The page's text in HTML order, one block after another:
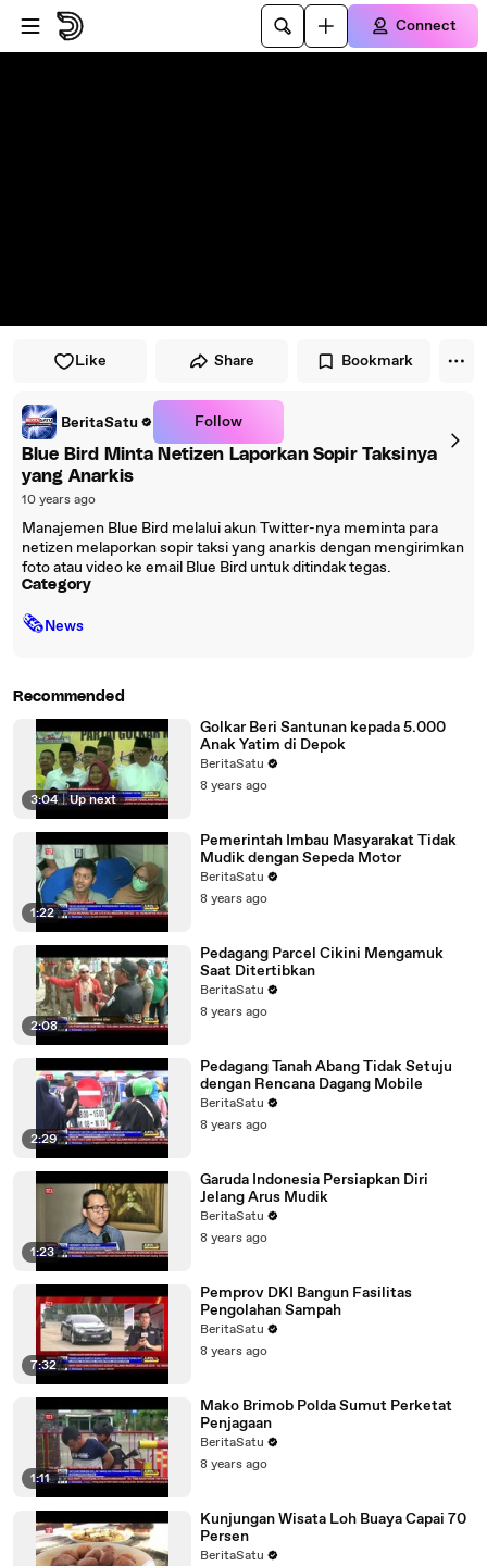
Skip to player
Skip to main content
Connect
Like Share Bookmark
BeritaSatu Follow
Blue Bird Minta Netizen Laporkan Sopir Taksinya
yang Anarkis
10 years ago
Manajemen Blue Bird melalui akun Twitter-nya meminta para
netizen melaporkan sopir taksi yang anarkis dengan mengirimkan
foto atau video ke email Blue Bird untuk ditindak tegas.
Category
🗞News
Recommended
3:04 | Up next
Golkar Beri Santunan kepada 5.000
Anak Yatim di Depok
BeritaSatu
8 years ago
1:22
Pemerintah Imbau Masyarakat Tidak
Mudik dengan Sepeda Motor
BeritaSatu
8 years ago
2:08
Pedagang Parcel Cikini Mengamuk
Saat Ditertibkan
BeritaSatu
8 years ago
2:29
Pedagang Tanah Abang Tidak Setuju
dengan Rencana Dagang Mobile
BeritaSatu
8 years ago
1:23
Garuda Indonesia Persiapkan Diri
Jelang Arus Mudik
BeritaSatu
8 years ago
7:32
Pemprov DKI Bangun Fasilitas
Pengolahan Sampah
BeritaSatu
8 years ago
1:11
Mako Brimob Polda Sumut Perketat
Penjagaan
BeritaSatu
8 years ago
Kunjungan Wisata Loh Buaya Capai 70
Persen
BeritaSatu